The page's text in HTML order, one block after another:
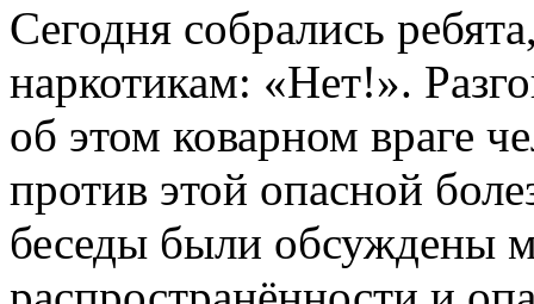
Сегодня собрались
наркотикам: «Нет!».
об этом коварном враге
против этой опасной
беседы были обсуждены